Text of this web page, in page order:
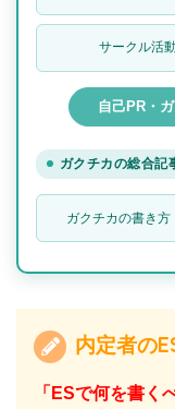
サークル活
自己PR・
ガクチカの総合記
ガクチカの書き方
内定者の
「ESで何を書